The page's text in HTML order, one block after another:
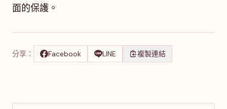
面的保護。
分享： Facebook LINE 複製連結